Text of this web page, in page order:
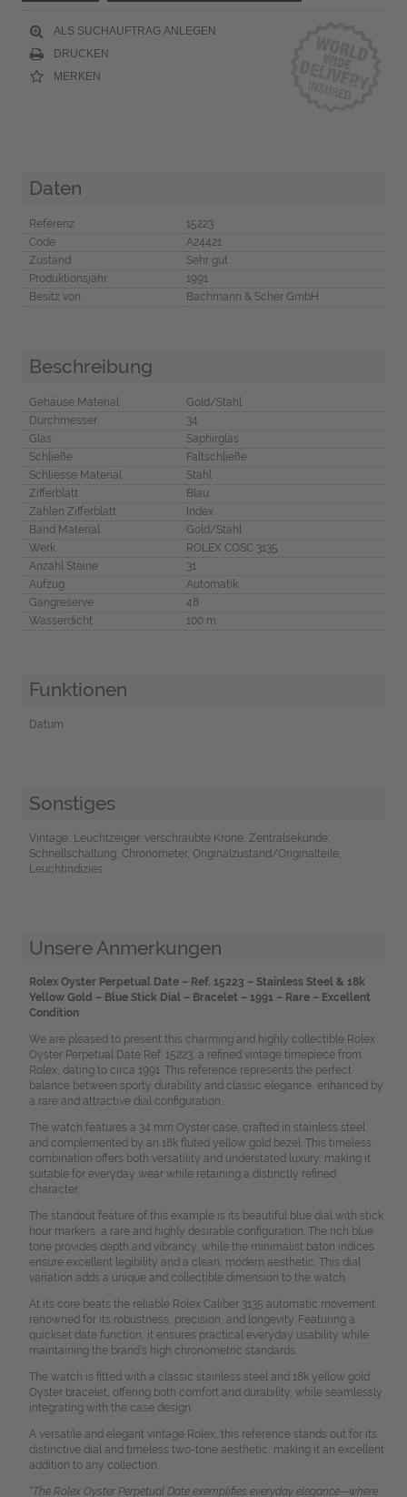
ALS SUCHAUFTRAG ANLEGEN
DRUCKEN
MERKEN
Daten
Referenz
15223
Code
A24421
Zustand
Sehr gut
Produktionsjahr
1991
Besitz von
Bachmann & Scher GmbH
Beschreibung
Gehäuse Material
Gold/Stahl
Durchmesser
34
Glas
Saphirglas
Schließe
Faltschließe
Schliesse Material
Stahl
Zifferblatt
Blau
Zahlen Zifferblatt
Index
Band Material
Gold/Stahl
Werk
ROLEX COSC 3135
Anzahl Steine
31
Aufzug
Automatik
Gangreserve
48
Wasserdicht
100 m
Funktionen
Datum
Sonstiges
Vintage, Leuchtzeiger, verschraubte Krone, Zentralsekunde,
Schnellschaltung, Chronometer, Originalzustand/Originalteile,
Leuchtindizies
Unsere Anmerkungen
Rolex Oyster Perpetual Date – Ref. 15223 – Stainless Steel & 18k
Yellow Gold – Blue Stick Dial – Bracelet – 1991 – Rare – Excellent
Condition
We are pleased to present this charming and highly collectible Rolex
Oyster Perpetual Date Ref. 15223, a refined vintage timepiece from
Rolex, dating to circa 1991. This reference represents the perfect
balance between sporty durability and classic elegance, enhanced by
a rare and attractive dial configuration.
The watch features a 34 mm Oyster case, crafted in stainless steel
and complemented by an 18k fluted yellow gold bezel. This timeless
combination offers both versatility and understated luxury, making it
suitable for everyday wear while retaining a distinctly refined
character.
The standout feature of this example is its beautiful blue dial with stick
hour markers, a rare and highly desirable configuration. The rich blue
tone provides depth and vibrancy, while the minimalist baton indices
ensure excellent legibility and a clean, modern aesthetic. This dial
variation adds a unique and collectible dimension to the watch.
At its core beats the reliable Rolex Caliber 3135 automatic movement,
renowned for its robustness, precision, and longevity. Featuring a
quickset date function, it ensures practical everyday usability while
maintaining the brand’s high chronometric standards.
The watch is fitted with a classic stainless steel and 18k yellow gold
Oyster bracelet, offering both comfort and durability, while seamlessly
integrating with the case design.
A versatile and elegant vintage Rolex, this reference stands out for its
distinctive dial and timeless two-tone aesthetic, making it an excellent
addition to any collection.
“The Rolex Oyster Perpetual Date exemplifies everyday elegance—where